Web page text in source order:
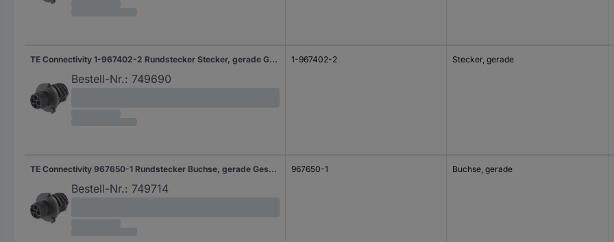
TE Connectivity 1-967402-2 Rundstecker Stecker, gerade Gesamtpolzahl: 3 Serie (Rundsteckverbinder): DIN 72585 1 St.
Bestell-Nr.: 749690
1-967402-2 Stecker, gerade
TE Connectivity 967650-1 Rundstecker Buchse, gerade Gesamtpolzahl: 7 Serie (Rundsteckverbinder): DIN 72585 1 St.
Bestell-Nr.: 749714
967650-1 Buchse, gerade